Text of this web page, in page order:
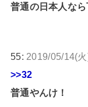
普通の日本人な
55: 2019/05/14(
>>32
普通やんけ！